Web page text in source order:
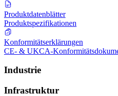
Produktdatenblätter
Produktspezifikationen
Konformitätserklärungen
CE- & UKCA-
Industrie
Infrastruktur